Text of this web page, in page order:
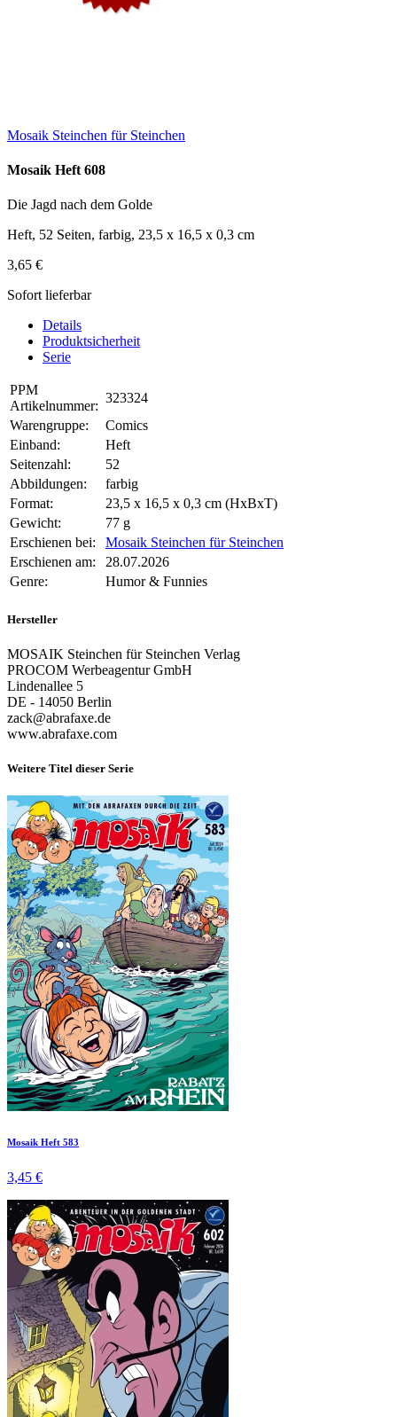
Mosaik Steinchen für Steinchen
Mosaik Heft 608
Die Jagd nach dem Golde
Heft, 52 Seiten, farbig, 23,5 x 16,5 x 0,3 cm
3,65 €
Sofort lieferbar
Details
Produktsicherheit
Serie
PPM
Artikelnummer:
323324
Warengruppe:
Comics
Einband:
Heft
Seitenzahl:
52
Abbildungen:
farbig
Format:
23,5 x 16,5 x 0,3 cm (HxBxT)
Gewicht:
77 g
Erschienen bei:
Mosaik Steinchen für Steinchen
Erschienen am:
28.07.2026
Genre:
Humor & Funnies
Hersteller
MOSAIK Steinchen für Steinchen Verlag
PROCOM Werbeagentur GmbH
Lindenallee 5
DE - 14050 Berlin
zack@abrafaxe.de
www.abrafaxe.com
Weitere Titel dieser Serie
Mosaik Heft 583
3,45 €